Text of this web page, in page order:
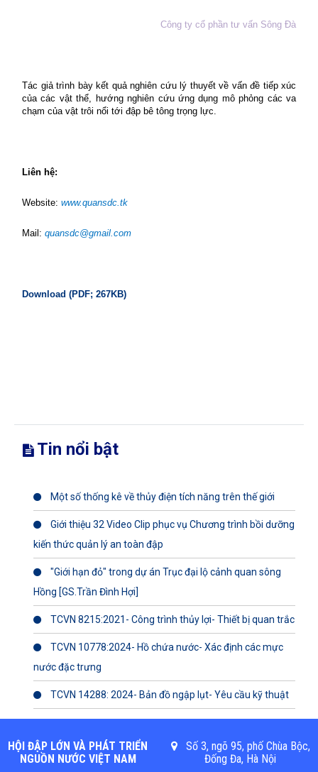
Công ty cổ phần tư vấn Sông Đà
Tác giả trình bày kết quả nghiên cứu lý thuyết về vấn đề tiếp xúc
của các vật thể, hướng nghiên cứu ứng dụng mô phỏng các va
chạm của vật trôi nổi tới đập bê tông trọng lực.
Liên hệ:
Website: www.quansdc.tk
Mail: quansdc@gmail.com
Download (PDF; 267KB)
Tin nổi bật
Một số thống kê về thủy điện tích năng trên thế giới
Giới thiệu 32 Video Clip phục vụ Chương trình bồi dưỡng
kiến thức quản lý an toàn đập
"Giới hạn đỏ" trong dự án Trục đại lộ cảnh quan sông
Hồng [GS.Trần Đình Hợi]
TCVN 8215:2021- Công trình thủy lợi- Thiết bị quan trắc
TCVN 10778:2024- Hồ chứa nước- Xác định các mực
nước đặc trưng
TCVN 14288: 2024- Bản đồ ngập lụt- Yêu cầu kỹ thuật
HỘI ĐẬP LỚN VÀ PHÁT TRIỂN
NGUỒN NƯỚC VIỆT NAM
Số 3, ngõ 95, phố Chùa Bộc,
Đống Đa, Hà Nội